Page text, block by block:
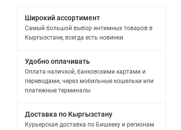
Широкий ассортимент
Самый большой выбор интимных товаров в
Кыргызстане, всегда есть новинки
Удобно оплачивать
Оплата наличкой, банковскими картами и
переводами, через мобильные кошельки или
платежные терминалы
Доставка по Кыргызстану
Курьерская доставка по Бишкеку и регионам